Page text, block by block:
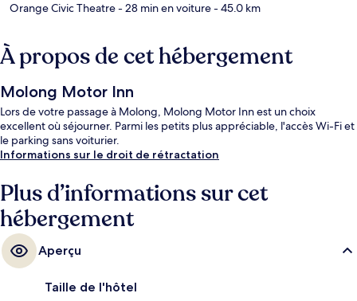
Orange Civic Theatre- 28 min en voiture- 45.0 km
À propos de cet hébergement
Molong Motor Inn
Lors de votre passage à Molong, Molong Motor Inn est un choix
excellent où séjourner. Parmi les petits plus appréciable, l'accès Wi-Fi et
le parking sans voiturier.
Informations sur le droit de rétractation
Plus d’informations sur cet
hébergement
Aperçu
Taille de l'hôtel